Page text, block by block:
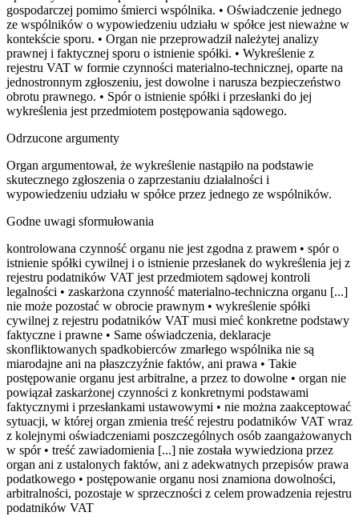
gospodarczej pomimo śmierci wspólnika. • Oświadczenie jednego
ze wspólników o wypowiedzeniu udziału w spółce jest nieważne w
kontekście sporu. • Organ nie przeprowadził należytej analizy
prawnej i faktycznej sporu o istnienie spółki. • Wykreślenie z
rejestru VAT w formie czynności materialno-technicznej, oparte na
jednostronnym zgłoszeniu, jest dowolne i narusza bezpieczeństwo
obrotu prawnego. • Spór o istnienie spółki i przesłanki do jej
wykreślenia jest przedmiotem postępowania sądowego.
Odrzucone argumenty
Organ argumentował, że wykreślenie nastąpiło na podstawie
skutecznego zgłoszenia o zaprzestaniu działalności i
wypowiedzeniu udziału w spółce przez jednego ze wspólników.
Godne uwagi sformułowania
kontrolowana czynność organu nie jest zgodna z prawem • spór o
istnienie spółki cywilnej i o istnienie przesłanek do wykreślenia jej z
rejestru podatników VAT jest przedmiotem sądowej kontroli
legalności • zaskarżona czynność materialno-techniczna organu [...]
nie może pozostać w obrocie prawnym • wykreślenie spółki
cywilnej z rejestru podatników VAT musi mieć konkretne podstawy
faktyczne i prawne • Same oświadczenia, deklaracje
skonfliktowanych spadkobierców zmarłego wspólnika nie są
miarodajne ani na płaszczyźnie faktów, ani prawa • Takie
postępowanie organu jest arbitralne, a przez to dowolne • organ nie
powiązał zaskarżonej czynności z konkretnymi podstawami
faktycznymi i przesłankami ustawowymi • nie można zaakceptować
sytuacji, w której organ zmienia treść rejestru podatników VAT wraz
z kolejnymi oświadczeniami poszczególnych osób zaangażowanych
w spór • treść zawiadomienia [...] nie została wywiedziona przez
organ ani z ustalonych faktów, ani z adekwatnych przepisów prawa
podatkowego • postępowanie organu nosi znamiona dowolności,
arbitralności, pozostaje w sprzeczności z celem prowadzenia rejestru
podatników VAT